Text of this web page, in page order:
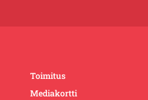
Toimitus
Mediakortti